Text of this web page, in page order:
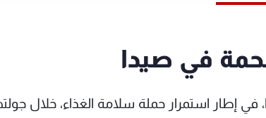
في صيدا
في إطار استمرار حملة سلامة الغذاء، خلال